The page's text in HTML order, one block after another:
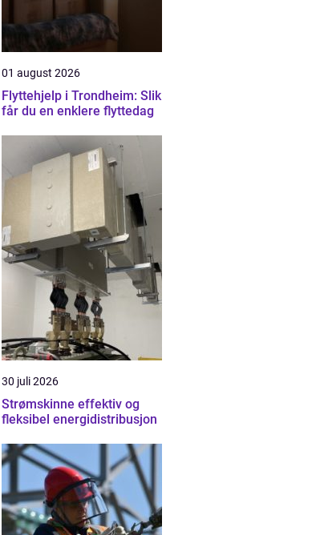
01 august 2026
Flyttehjelp i Trondheim: Slik
får du en enklere flyttedag
30 juli 2026
Strømskinne effektiv og
fleksibel energidistribusjon